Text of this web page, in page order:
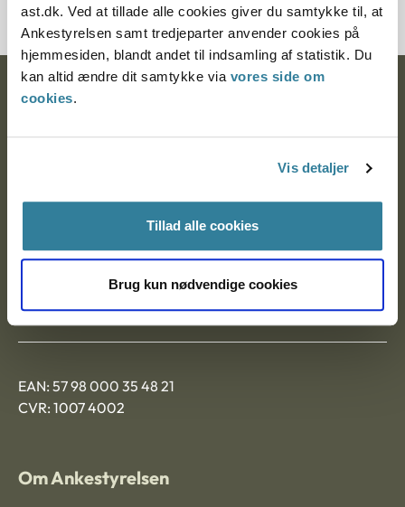
ast.dk. Ved at tillade alle cookies giver du samtykke til, at
Ankestyrelsen samt tredjeparter anvender cookies på
hjemmesiden, blandt andet til indsamling af statistik. Du
kan altid ændre dit samtykke via vores side om
cookies.
Vis detaljer
Tillad alle cookies
Brug kun nødvendige cookies
Ankestyrelsen
Postadresse:
Ankestyrelsen Aalborg
Ankestyrelsen København
EAN: 57 98 000 35 48 21
CVR: 1007 4002
Om Ankestyrelsen